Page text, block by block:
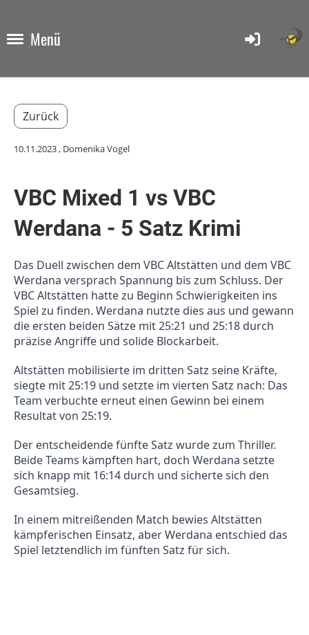
Menü
Zurück
10.11.2023, Domenika Vogel
VBC Mixed 1 vs VBC
Werdana - 5 Satz Krimi
Das Duell zwischen dem VBC Altstätten und dem VBC
Werdana versprach Spannung bis zum Schluss. Der
VBC Altstätten hatte zu Beginn Schwierigkeiten ins
Spiel zu finden. Werdana nutzte dies aus und gewann
die ersten beiden Sätze mit 25:21 und 25:18 durch
präzise Angriffe und solide Blockarbeit.
Altstätten mobilisierte im dritten Satz seine Kräfte,
siegte mit 25:19 und setzte im vierten Satz nach: Das
Team verbuchte erneut einen Gewinn bei einem
Resultat von 25:19.
Der entscheidende fünfte Satz wurde zum Thriller.
Beide Teams kämpften hart, doch Werdana setzte
sich knapp mit 16:14 durch und sicherte sich den
Gesamtsieg.
In einem mitreißenden Match bewies Altstätten
kämpferischen Einsatz, aber Werdana entschied das
Spiel letztendlich im fünften Satz für sich.